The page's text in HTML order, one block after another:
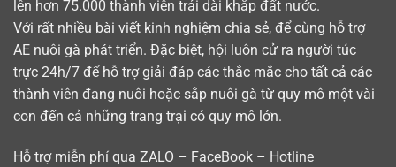
lên hơn 75.000 thành viên trải dài khắp đất nước.
Với rất nhiều bài viết kinh nghiệm chia sẻ, để cùng hỗ trợ
AE nuôi gà phát triển. Đặc biệt, hội luôn cử ra người túc
trực 24h/7 để hỗ trợ giải đáp các thắc mắc cho tất cả các
thành viên đang nuôi hoặc sắp nuôi gà từ quy mô một vài
con đến cả những trang trại có quy mô lớn.
Hỗ trợ miễn phí qua ZALO – FaceBook – Hotline